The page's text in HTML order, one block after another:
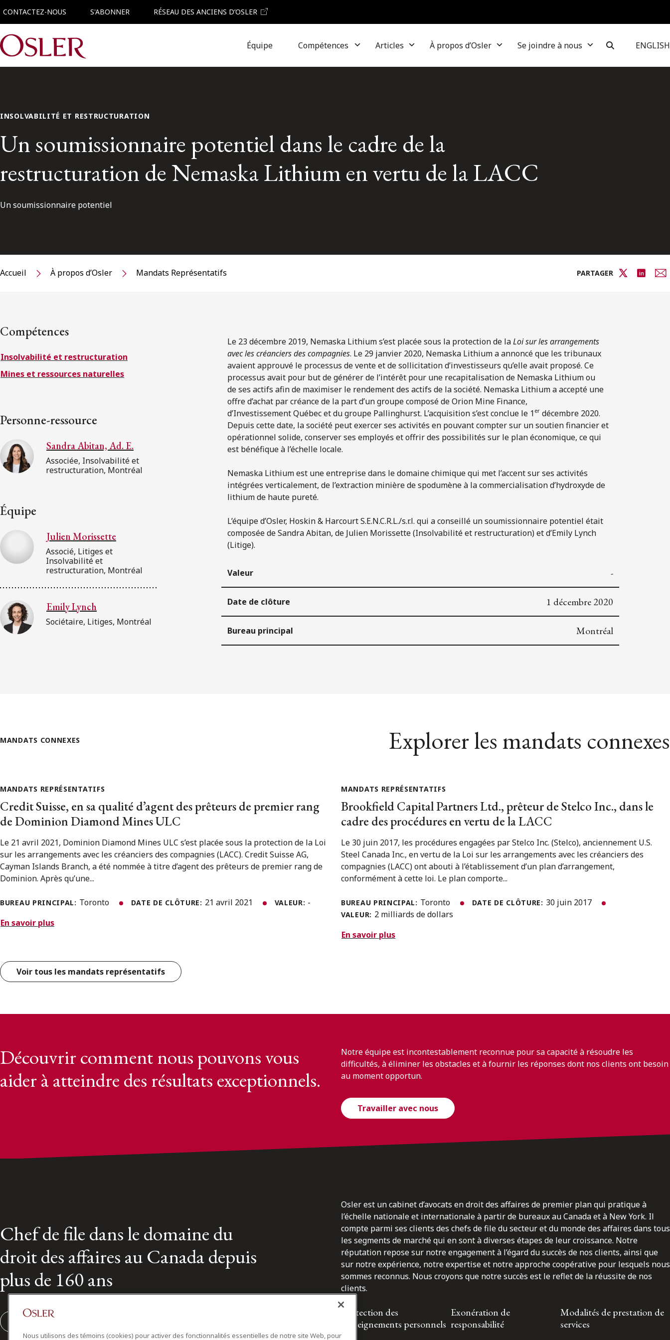
CONTACTEZ-NOUS S'ABONNER RÉSEAU DES ANCIENS D’OSLER
Main Navigation Équipe Compétences Articles À propos d’Osler Se joindre à nous ENGLISH
INSOLVABILITÉ ET RESTRUCTURATION
Un soumissionnaire potentiel dans le cadre de la
restructuration de Nemaska Lithium en vertu de la LACC
Un soumissionnaire potentiel
Accueil À propos d’Osler Mandats Représentatifs PARTAGER
Compétences
Insolvabilité et restructuration
Mines et ressources naturelles
Personne-ressource
Sandra Abitan, Ad. E.
Associée, Insolvabilité et
restructuration, Montréal
Équipe
Julien Morissette
Associé, Litiges et
Insolvabilité et
restructuration, Montréal
Emily Lynch
Sociétaire, Litiges, Montréal
Le 23 décembre 2019, Nemaska Lithium s’est placée sous la protection de laLoi sur les arrangements
avec les créanciers des compagnies. Le 29 janvier 2020, Nemaska Lithium a annoncé que les tribunaux
avaient approuvé le processus de vente et de sollicitation d’investisseurs qu’elle avait proposé. Ce
processus avait pour but de générer de l’intérêt pour une recapitalisation de Nemaska Lithium ou
de ses actifs afin de maximiser le rendement des actifs de la société. Nemaska Lithium a accepté une
offre d’achat par créance de la part d’un groupe composé de Orion Mine Finance,
d’Investissement Québec et du groupe Pallinghurst. L’acquisition s’est conclue le 1 er décembre 2020.
Depuis cette date, la société peut exercer ses activités en pouvant compter sur un soutien financier et
opérationnel solide, conserver ses employés et offrir des possibilités sur le plan économique, ce qui
est bénéfique à l’échelle locale.
Nemaska Lithium est une entreprise dans le domaine chimique qui met l’accent sur ses activités
intégrées verticalement, de l’extraction minière de spodumène à la commercialisation d’hydroxyde de
lithium de haute pureté.
L’équipe d’Osler, Hoskin & Harcourt S.E.N.C.R.L./s.r.l. qui a conseillé un soumissionnaire potentiel était
composée de Sandra Abitan, de Julien Morissette (Insolvabilité et restructuration) et d’Emily Lynch
(Litige).
Valeur -
Date de clôture 1 décembre 2020
Bureau principal Montréal
MANDATS CONNEXES Explorer les mandats connexes
MANDATS REPRÉSENTATIFS
Credit Suisse, en sa qualité d’agent des prêteurs de premier rang
de Dominion Diamond Mines ULC
Le 21 avril 2021, Dominion Diamond Mines ULC s’est placée sous la protection de la Loi
sur les arrangements avec les créanciers des compagnies (LACC). Credit Suisse AG,
Cayman Islands Branch, a été nommée à titre d’agent des prêteurs de premier rang de
Dominion. Après qu’une...
BUREAU PRINCIPAL: Toronto DATE DE CLÔTURE: 21 avril 2021 VALEUR: -
En savoir plus
MANDATS REPRÉSENTATIFS
Brookfield Capital Partners Ltd., prêteur de Stelco Inc., dans le
cadre des procédures en vertu de la LACC
Le 30 juin 2017, les procédures engagées par Stelco Inc. (Stelco), anciennement U.S.
Steel Canada Inc., en vertu de la Loi sur les arrangements avec les créanciers des
compagnies (LACC) ont abouti à l’établissement d’un plan d’arrangement,
conformément à cette loi. Le plan comporte...
BUREAU PRINCIPAL: Toronto DATE DE CLÔTURE: 30 juin 2017
VALEUR: 2 milliards de dollars
En savoir plus
Voir tous les mandats représentatifs
Découvrir comment nous pouvons vous
aider à atteindre des résultats exceptionnels.
Notre équipe est incontestablement reconnue pour sa capacité à résoudre les
difficultés, à éliminer les obstacles et à fournir les réponses dont nos clients ont besoin
au moment opportun.
Travailler avec nous
Chef de file dans le domaine du
droit des affaires au Canada depuis
plus de 160 ans
Osler est un cabinet d’avocats en droit des affaires de premier plan qui pratique à
l’échelle nationale et internationale à partir de bureaux au Canada et à New York. Il
compte parmi ses clients des chefs de file du secteur et du monde des affaires dans tous
les segments de marché qui en sont à diverses étapes de leur croissance. Notre
réputation repose sur notre engagement à l’égard du succès de nos clients, ainsi que
sur notre expérience, notre expertise et notre approche coopérative pour lesquels nous
sommes reconnus. Nous croyons que notre succès est le reflet de la réussite de nos
clients.
Protection des
renseignements personnels
Exonération de
responsabilité
Modalités de prestation de
services
Nous utilisons des témoins (cookies) pour activer des fonctionnalités essentielles de notre site Web, pour